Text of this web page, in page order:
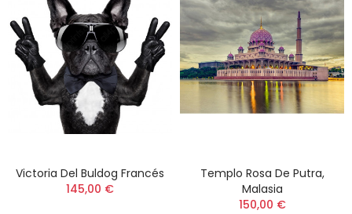
Victoria Del Buldog Francés
145,00 €
Templo Rosa De Putra,
Malasia
150,00 €